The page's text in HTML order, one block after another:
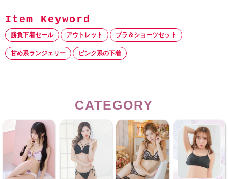
勝負下着セール アウトレット ブラ＆ショーツセット
甘め系ランジェリー ピンク系の下着
CATEGORY